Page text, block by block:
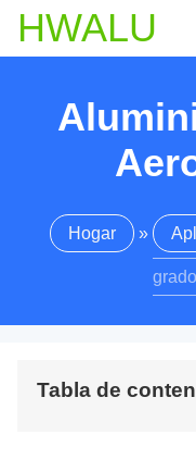
HWALU
Hogar »
Tabla de